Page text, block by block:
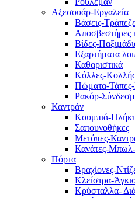
Αξεσουάρ-Εργαλεία
Βάσεις-
Αποσβεστήρες
Βίδες-
Εξαρτήματα
Καθαριστικά
Κόλλες-
Πώματα-
Ρακόρ-
Καντράν
Κουμπιά-
Σαπουνοθήκες
Μετόπες-
Κανάτες-
Πόρτα
Βραχίονες-
Κλείστρα-
Κρύσταλλα-